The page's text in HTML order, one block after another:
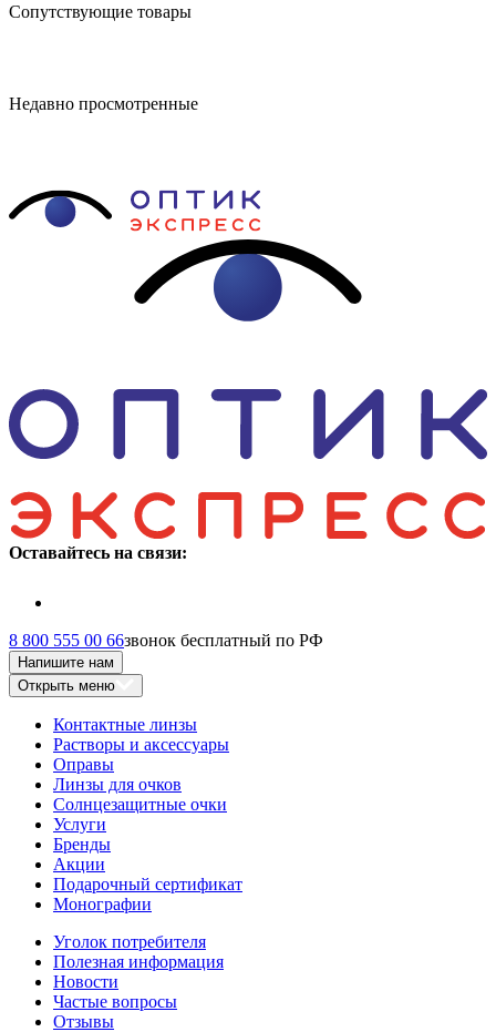
Сопутствующие товары
Недавно просмотренные
Оставайтесь на связи:
8 800 555 00 66звонок бесплатный по РФ
Напишите нам
Открыть меню
Контактные линзы
Растворы и аксессуары
Оправы
Линзы для очков
Солнцезащитные очки
Услуги
Бренды
Акции
Подарочный сертификат
Монографии
Уголок потребителя
Полезная информация
Новости
Частые вопросы
Отзывы